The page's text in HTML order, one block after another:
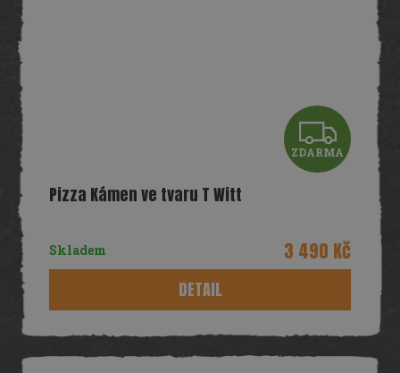
Z
D
R
A
ZDARMA
Pizza Kámen ve tvaru T Witt
Skladem 3 490 Kč
DETAIL